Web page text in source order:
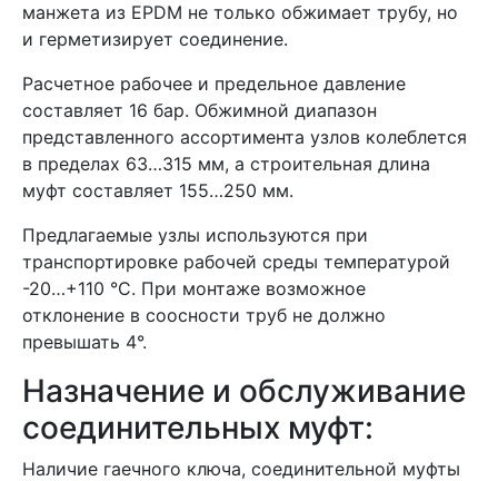
манжета из EPDM не только обжимает трубу, но
и герметизирует соединение.
Расчетное рабочее и предельное давление
составляет 16 бар. Обжимной диапазон
представленного ассортимента узлов колеблется
в пределах 63…315 мм, а строительная длина
муфт составляет 155…250 мм.
Предлагаемые узлы используются при
транспортировке рабочей среды температурой
-20…+110 °C. При монтаже возможное
отклонение в соосности труб не должно
превышать 4°.
Назначение и обслуживание
соединительных муфт:
Наличие гаечного ключа, соединительной муфты